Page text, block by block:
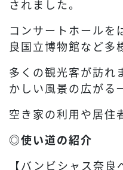
されました。
コンサートホールを
良国立博物館など多
多くの観光客が訪れ
かしい風景の広がる
空き家の利用や居住
◎使い道の紹介
【バンビシャス奈良